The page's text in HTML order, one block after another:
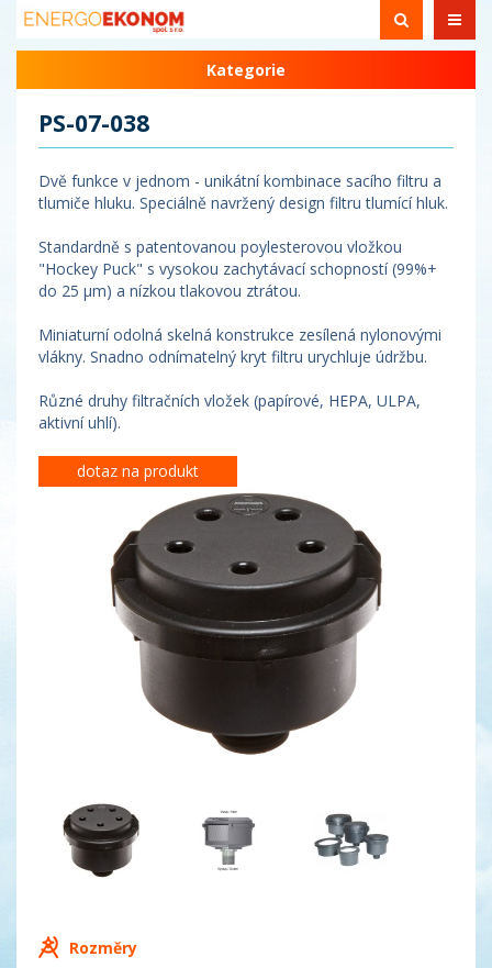
Kategorie
PS-07-038
Dvě funkce v jednom - unikátní kombinace sacího filtru a
tlumiče hluku. Speciálně navržený design filtru tlumící hluk.
Standardně s patentovanou poylesterovou vložkou
"Hockey Puck" s vysokou zachytávací schopností (99%+
do 25 µm) a nízkou tlakovou ztrátou.
Miniaturní odolná skelná konstrukce zesílená nylonovými
vlákny. Snadno odnímatelný kryt filtru urychluje údržbu.
Různé druhy filtračních vložek (papírové, HEPA, ULPA,
aktivní uhlí).
dotaz na produkt
Rozměry